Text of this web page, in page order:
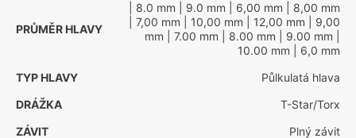
PRŮMĚR HLAVY
| 8.0 mm | 9.0 mm | 6,00 mm | 8,00 mm
| 7,00 mm | 10,00 mm | 12,00 mm | 9,00
mm | 7.00 mm | 8.00 mm | 9.00 mm
10.00 mm | 6,0 mm
TYP HLAVY
Půlkulatá hlava
DRÁŽKA
T-Star/Torx
ZÁVIT
Plný závit